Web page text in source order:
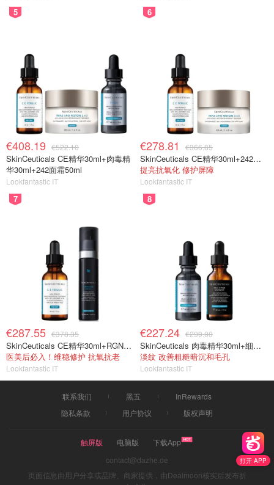
打开 APP
5
€408.19 €522.10
SkinCeuticals CE精华30ml+肉毒精
华30ml+242面霜50ml
Lookfantastic IT
6
€278.81 €366.85
SkinCeuticals CE精华30ml+242面霜50ml
提亮抗氧化 修护屏障
Lookfantastic IT
7
€287.55 €378.35
SkinCeuticals CE精华30ml+RGN面霜50ml
医美后必入！维稳修护 抗氧抗老
Lookfantastic IT
8
€227.24 €299.00
SkinCeuticals 肉毒精华30ml+细胞重组精华30ml
淡纹 改善粗糙暗沉和毛孔
Lookfantastic IT
联系我们 黑五
InRewards
隐私条款
用户协议 版权声明
触屏版 电脑版
下载App
contact@dazhe.de
页面信息由用户分享或品牌、商家提供，由Dealmoon核实后发布折